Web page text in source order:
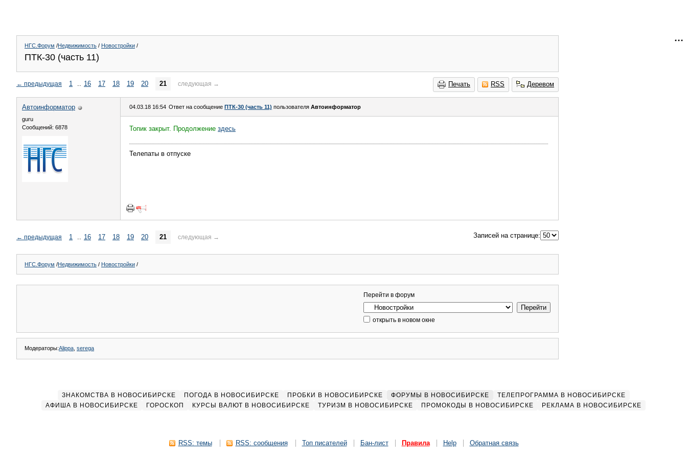
НГС.Форум /Недвижимость / Новостройки /
ПТК-30 (часть 11)
Печать RSS Деревом
← предыдущая 1 .. 16 17 18 19 20 21 следующая →
Автоинформатор
guru
Сообщений: 6878
04.03.18 16:54 Ответ на сообщение ПТК-30 (часть 11) пользователя Автоинформатор
Топик закрыт. Продолжение здесь
Телепаты в отпуске
← предыдущая 1 .. 16 17 18 19 20 21 следующая → Записей на странице:
НГС.Форум /Недвижимость / Новостройки /
Перейти в форум
открыть в новом окне
Модераторы:Alippa serega
ЗНАКОМСТВА В НОВОСИБИРСКЕ ПОГОДА В НОВОСИБИРСКЕ ПРОБКИ В НОВОСИБИРСКЕ ФОРУМЫ В НОВОСИБИРСКЕ
ТЕЛЕПРОГРАММА В НОВОСИБИРСКЕ
АФИША В НОВОСИБИРСКЕ
ГОРОСКОП КУРСЫ ВАЛЮТ В НОВОСИБИРСКЕ ТУРИЗМ В НОВОСИБИРСКЕ ПРОМОКОДЫ В НОВОСИБИРСКЕ РЕКЛАМА В НОВОСИБИРСКЕ
RSS: темы RSS: сообщения Топ писателей Бан-лист Правила Help Обратная связь